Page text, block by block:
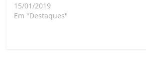
15/01/2019
Em "Destaques"